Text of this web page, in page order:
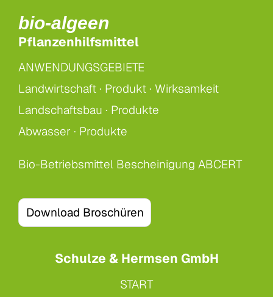
bio-algeen
Pflanzenhilfsmittel
ANWENDUNGSGEBIETE
Landwirtschaft · Produkt · Wirksamkeit
Landschaftsbau · Produkte
Abwasser · Produkte
Bio-Betriebsmittel Bescheinigung ABCERT
Download Broschüren
Schulze & Hermsen GmbH
START